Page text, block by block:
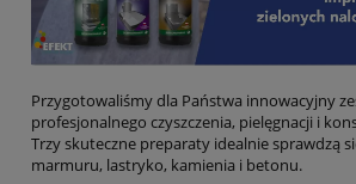
Przygotowaliśmy dla Państwa innowacyjny
profesjonalnego czyszczenia, pielęgnacji i
Trzy skuteczne preparaty idealnie sprawdzą
marmuru, lastryko, kamienia i betonu.